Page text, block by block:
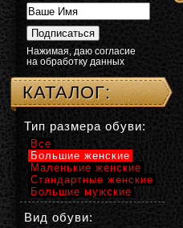
Нажимая, даю согласие
на обработку данных
КАТАЛОГ:
Тип размера обуви:
Все
Большие женские
Маленькие женские
Стандартные женские
Большие мужские
Вид обуви: